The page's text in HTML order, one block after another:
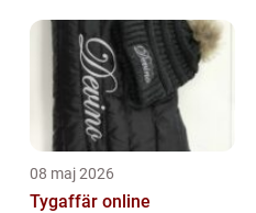
08 maj 2026
Tygaffär online